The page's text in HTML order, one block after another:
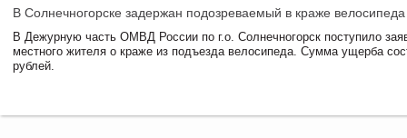
В Солнечногорске задержан подозреваемый в краже велосипеда
В Дежурную часть ОМВД России по г.о. Солнечногорск поступило
местного жителя о краже из подъезда велосипеда. Сумма ущерба
рублей.